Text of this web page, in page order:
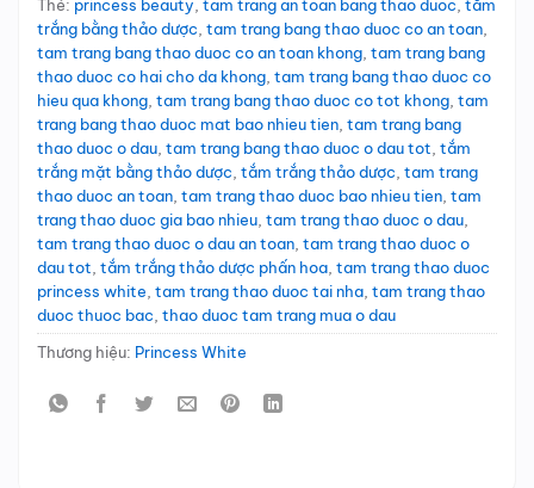
Thẻ: princess beauty tam trang an toan bang thao duoc tắm
trắng bằng thảo dược tam trang bang thao duoc co an toan
tam trang bang thao duoc co an toan khong tam trang bang
thao duoc co hai cho da khong tam trang bang thao duoc co
hieu qua khong tam trang bang thao duoc co tot khong tam
trang bang thao duoc mat bao nhieu tien tam trang bang
thao duoc o dau tam trang bang thao duoc o dau tot tắm
trắng mặt bằng thảo dược tắm trắng thảo dược tam trang
thao duoc an toan tam trang thao duoc bao nhieu tien tam
trang thao duoc gia bao nhieu tam trang thao duoc o dau
tam trang thao duoc o dau an toan tam trang thao duoc o
dau tot tắm trắng thảo dược phấn hoa tam trang thao duoc
princess white tam trang thao duoc tai nha tam trang thao
duoc thuoc bac thao duoc tam trang mua o dau
Thương hiệu: Princess White